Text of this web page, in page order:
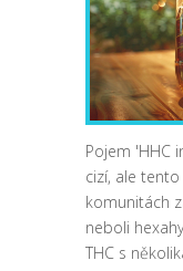
Pojem 'HHC
cizí, ale
komunitách
neboli
THC s